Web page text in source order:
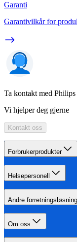
Garanti
Garantivilkår for
Ta kontakt med Philips
Vi hjelper deg gjerne
Kontakt oss
Forbrukerprodukter
Helsepersonell
Andre
Om oss